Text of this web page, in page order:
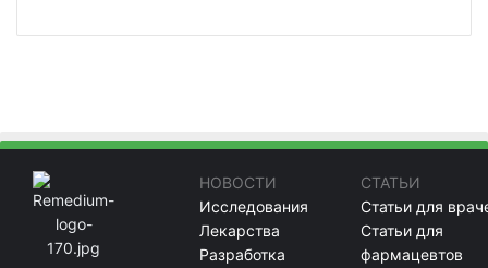
НОВОСТИ
Исследования
Лекарства
Разработка
СТАТЬИ
Статьи для
Статьи для
фармацевтов